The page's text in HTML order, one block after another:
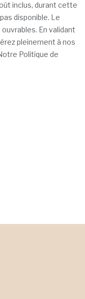
inclus, durant cette
disponible. Le
En validant
pleinement à nos
Politique de